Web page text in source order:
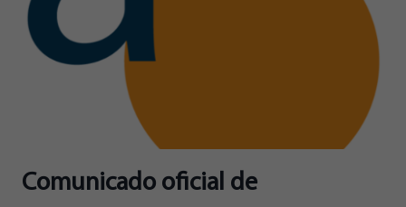
Comunicado oficial de